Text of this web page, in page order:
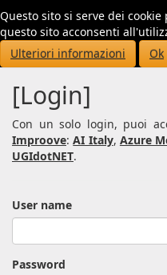
Questo sito si serve dei
questo sito acconsenti
Ulteriori informazioni
Ok
[Login]
Con un solo login, puoi
Improove:AI Italy, Azure
UGIdotNET.
User name
Password